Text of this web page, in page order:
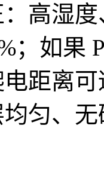
高湿
；如果
距离
匀、